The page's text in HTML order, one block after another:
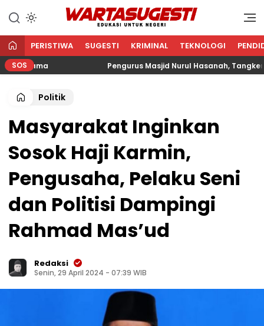
WARTA SUGESTI √ EDUKASI
Edukasi Untuk Negeri
PERISTIWA SUGESTI KRIMINAL TEKNOLOGI
SOS Pengurus Masjid Nurul Hasanah, Tangkerang
Politik
Masyarakat Inginkan
Sosok Haji Karmin,
Pengusaha, Pelaku Seni
dan Politisi Dampingi
Rahmad Mas’ud
Redaksi
Senin, 29 April 2024 - 07:39 WIB